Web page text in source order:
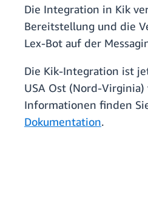
Die Integration in Kik
Bereitstellung und die
Lex-Bot auf der
Die Kik-Integration ist
USA Ost (Nord-
Informationen finden
Dokumentation.